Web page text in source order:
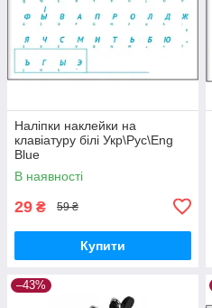
Наліпки наклейки на
клавіатуру білі Укр\Рус\Eng
Blue
В наявності
29 ₴ 59 ₴
Купити
–43%